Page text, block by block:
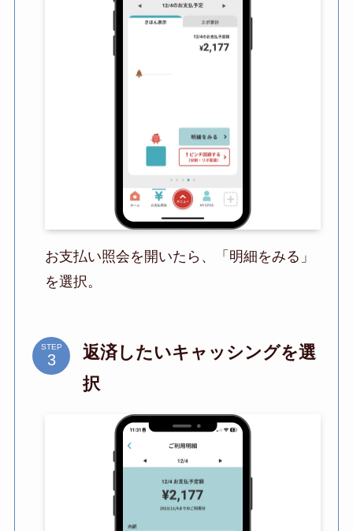
お支払い照会を開いたら、「明細をみる」
を選択。
STEP
返済したいキャッシングを選
択